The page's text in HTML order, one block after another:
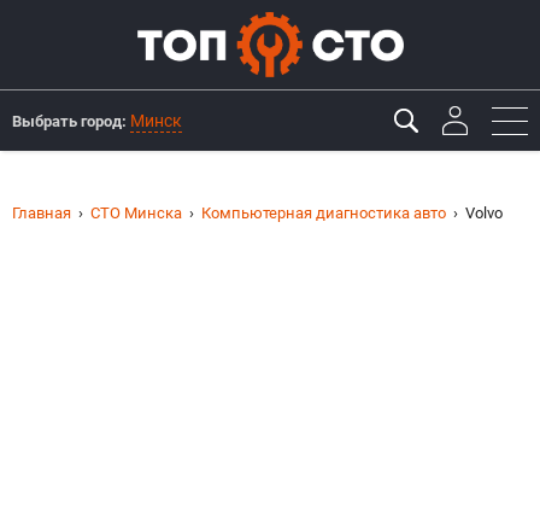
Выбрать город: Минск
Главная СТО Минска Компьютерная диагностика авто Volvo